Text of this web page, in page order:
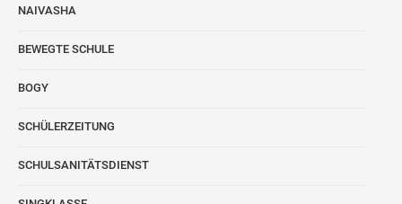
NAIVASHA
BEWEGTE SCHULE
BOGY
SCHÜLERZEITUNG
SCHULSANITÄTSDIENST